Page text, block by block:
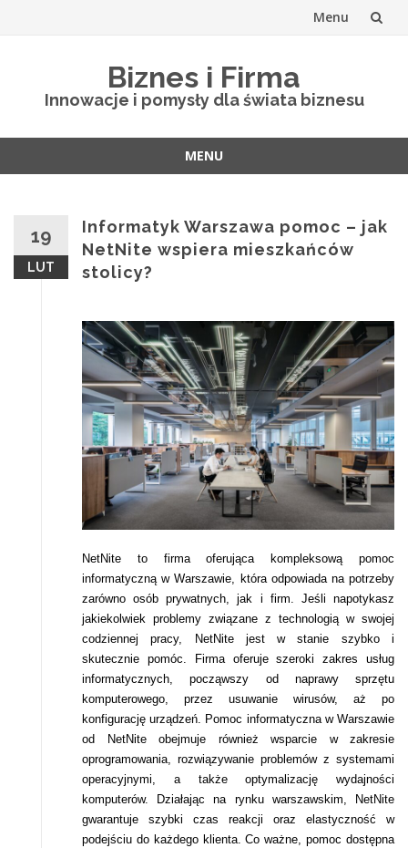
Menu
Biznes i Firma
Innowacje i pomysły dla świata biznesu
MENU
19
LUT
Informatyk Warszawa pomoc – jak
NetNite wspiera mieszkańców
stolicy?
NetNite to firma oferująca kompleksową pomoc
informatyczną w Warszawie, która odpowiada na potrzeby
zarówno osób prywatnych, jak i firm. Jeśli napotykasz
jakiekolwiek problemy związane z technologią w swojej
codziennej pracy, NetNite jest w stanie szybko i
skutecznie pomóc. Firma oferuje szeroki zakres usług
informatycznych, począwszy od naprawy sprzętu
komputerowego, przez usuwanie wirusów, aż po
konfigurację urządzeń. Pomoc informatyczna w Warszawie
od NetNite obejmuje również wsparcie w zakresie
oprogramowania, rozwiązywanie problemów z systemami
operacyjnymi, a także optymalizację wydajności
komputerów. Działając na rynku warszawskim, NetNite
gwarantuje szybki czas reakcji oraz elastyczność w
podejściu do każdego klienta. Co ważne, pomoc dostępna